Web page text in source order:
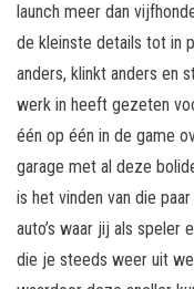
launch meer dan
de kleinste details tot in
anders, klinkt anders en
werk in heeft gezeten
één op één in de game
garage met al deze
is het vinden van die
auto’s waar jij als speler
die je steeds weer uit